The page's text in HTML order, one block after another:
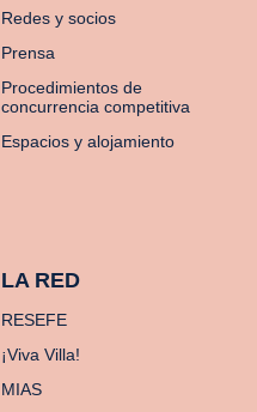
Redes y socios
Prensa
Procedimientos de
concurrencia competitiva
Espacios y alojamiento
LA RED
RESEFE
¡Viva Villa!
MIAS